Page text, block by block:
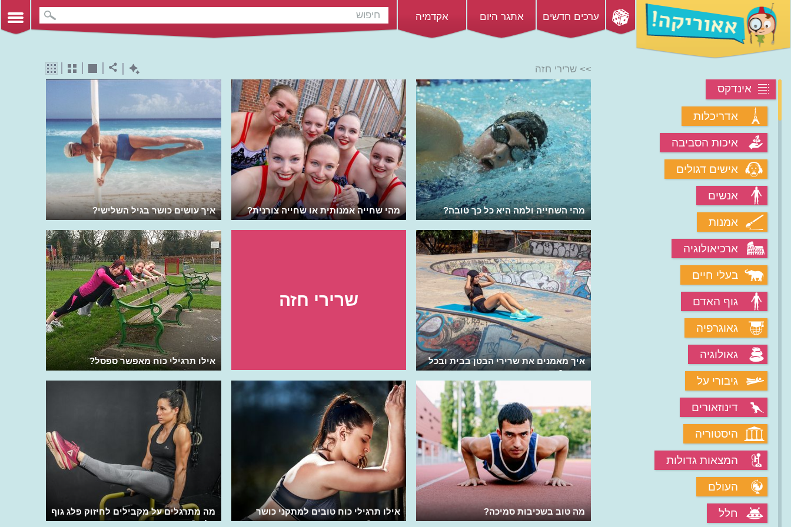
ערכים חדשים אתגר היום אקדמיה
אינדקס
אדריכלות
איכות הסביבה
אישים דגולים
אנשים
אמנות
ארכיאולוגיה
בעלי חיים
גוף האדם
גאוגרפיה
גאולוגיה
גיבורי על
דינוזאורים
היסטוריה
המצאות גדולות
העולם
חלל
>> שרירי חזה
איך עושים כושר בגיל השלישי? מהי שחייה אמנותית או שחייה צורנית? מהי השחייה ולמה היא כל כך טובה?
אילו תרגילי כוח מאפשר ספסל?
שרירי חזה
איך מאמנים את שרירי הבטן בבית ובכל
מקום?
מה מתרגלים על מקבילים לחיזוק פלג גוף
עליון?
אילו תרגילי כוח טובים למתקני כושר
בפארק?
מה טוב בשכיבות סמיכה?